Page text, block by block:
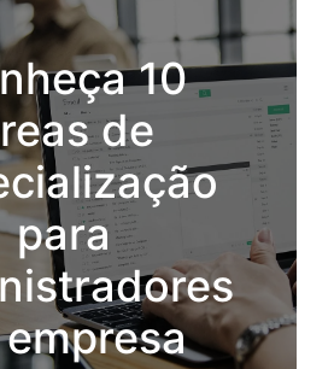
10
de
para